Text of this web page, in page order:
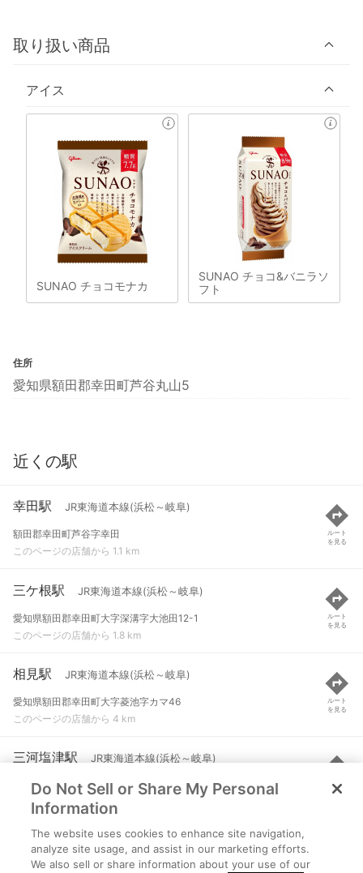
取り扱い商品
アイス
SUNAO チョコモナカ
SUNAO チョコ&バニラソ
フト
住所
愛知県額田郡幸田町芦谷丸山5
近くの駅
幸田駅 JR東海道本線(浜松～岐阜)
額田郡幸田町芦谷字幸田
このページの店舗から 1.1 km
ルート
を見る
三ケ根駅 JR東海道本線(浜松～岐阜)
愛知県額田郡幸田町大字深溝字大池田12-1
このページの店舗から 1.8 km
ルート
を見る
相見駅 JR東海道本線(浜松～岐阜)
愛知県額田郡幸田町大字菱池字カマ46
このページの店舗から 4 km
ルート
を見る
三河塩津駅 JR東海道本線(浜松～岐阜)
蒲郡市竹谷町油井
このページの店舗から 4 km
ルート
を見る
蒲郡競艇場前駅 名鉄蒲郡線
蒲郡市竹谷町油井１７-９
Do Not Sell or Share My Personal
Information
The website uses cookies to enhance site navigation,
analyze site usage, and assist in our marketing efforts.
We also sell or share information about your use of our